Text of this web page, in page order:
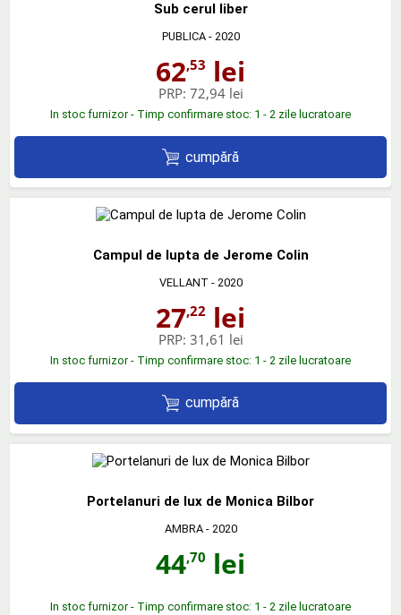
Sub cerul liber
PUBLICA- 2020
62,53 lei
PRP: 72,94 lei
In stoc furnizor - Timp confirmare stoc: 1 - 2 zile lucratoare
cumpără
Campul de lupta de Jerome Colin
VELLANT - 2020
27,22 lei
PRP: 31,61 lei
In stoc furnizor - Timp confirmare stoc: 1 - 2 zile lucratoare
cumpără
Portelanuri de lux de Monica Bilbor
AMBRA- 2020
44,70 lei
In stoc furnizor - Timp confirmare stoc: 1 - 2 zile lucratoare